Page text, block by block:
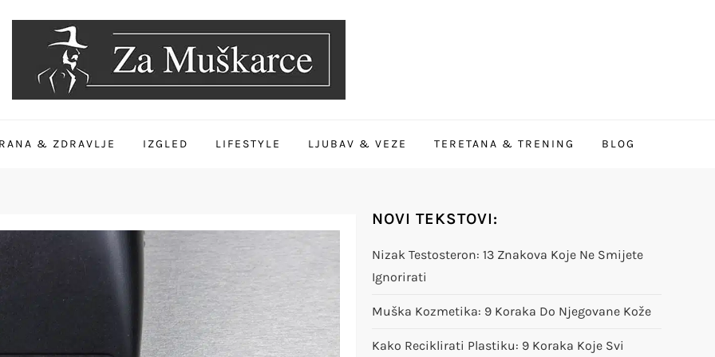
& ZDRAVLJE IZGLED LIFESTYLE LJUBAV & VEZE TERETANA & TRENING BLOG
NOVI TEKSTOVI:
Nizak Testosteron: 13 Znakova Koje Ne Smijete
Ignorirati
Muška Kozmetika: 9 Koraka Do Njegovane Kože
Kako Reciklirati Plastiku: 9 Koraka Koje Svi